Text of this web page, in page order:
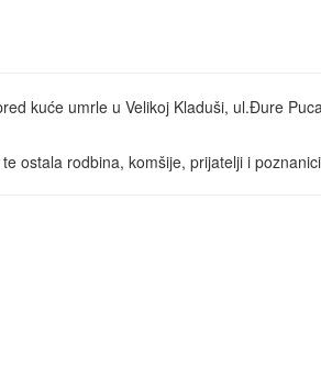
kuće umrle u Velikoj Kladuši, ul.Đure
ostala rodbina, komšije, prijatelji i poznanici